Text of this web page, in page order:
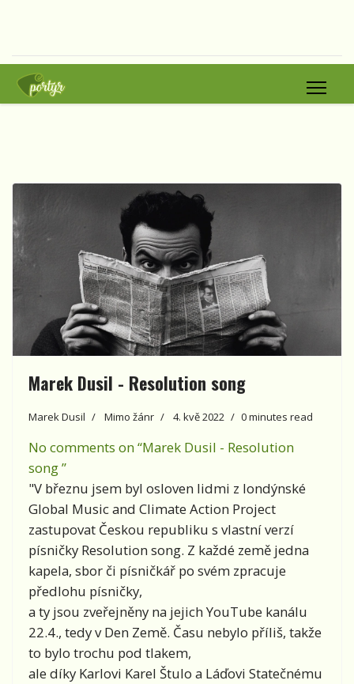
Marek Dusil - Resolution song
Marek Dusil Mimo žánr 4. kvě 2022 0 minutes read
No comments on “Marek Dusil - Resolution
song ”
"V březnu jsem byl osloven lidmi z londýnské
Global Music and Climate Action Project
zastupovat Českou republiku s vlastní verzí
písničky Resolution song. Z každé země jedna
kapela, sbor či písničkář po svém zpracuje
předlohu písničky,
a ty jsou zveřejněny na jejich YouTube kanálu
22.4., tedy v Den Země. Času nebylo příliš, takže
to bylo trochu pod tlakem,
ale díky Karlovi Karel Štulo a Láďovi Statečnému